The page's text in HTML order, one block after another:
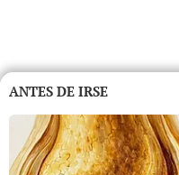
ANTES DE IRSE